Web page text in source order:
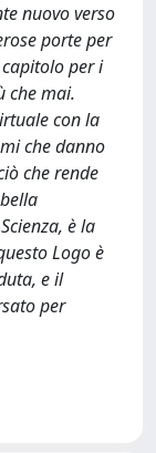
nuovo verso
porte per
per i
che mai.
con la
che danno
che rende
è la
Logo è
e il
per